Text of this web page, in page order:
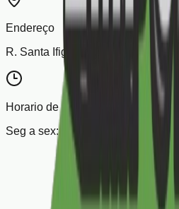
Endereço
R. Santa Ifigenia, 664 - Sta
Horario de atendimento
Seg a sex: das 8:50h às 18h. Aos